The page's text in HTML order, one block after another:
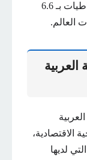
الصفراء، وتقدر بعض المصادر هذه الاحتياطيات بـ 6.6
العربية
الاقتصادية،
لديها